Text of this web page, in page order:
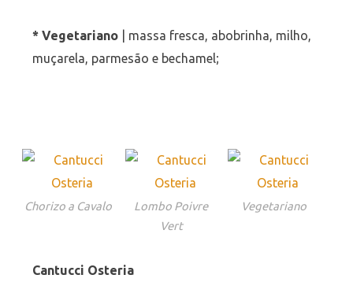
* Vegetariano
| massa fresca, abobrinha, milho,
muçarela, parmesão e bechamel;
Chorizo a Cavalo
Lombo Poivre
Vert
Vegetariano
Cantucci Osteria